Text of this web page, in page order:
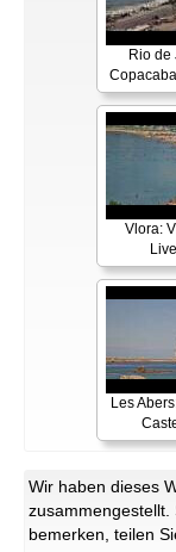
Rio de
Vlora:
Les
Wir haben dieses
bemerken, teilen